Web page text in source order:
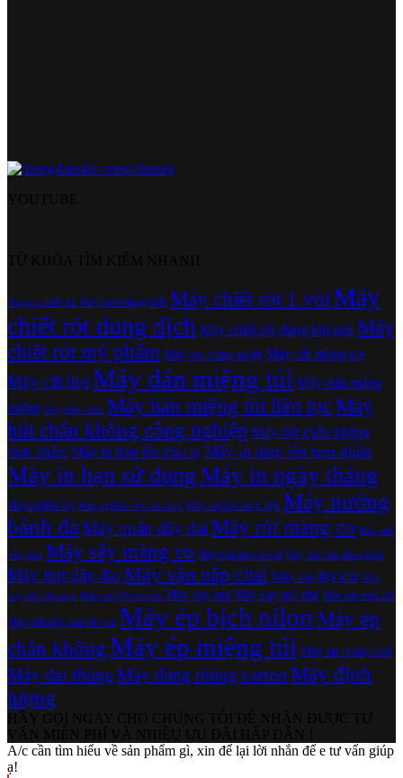
Dụng cụ xiết đai Máy bơm dung dịch Máy chiết rót 1 vòiMáy
chiết rót dung dịch Máy chiết rót dùng khí nén Máy
chiết rót mỹ phẩm Máy co màng nhiệt Máy cắt màng co
Máy cắt thịtMáy dán miệng túi Máy dán màng
nhôm Máy dán nhãn Máy hàn miệng túi liên tụcMáy
hút chân không công nghiệp Máy hút chân không
thực phẩm Máy in date lên chai lọ Máy in date lên tem nhãn
Máy in hạn sử dụngMáy in ngày tháng
Máy nghiền bột Máy nghiền bột siêu mịn Máy nghiền dược liệu Máy nướng
bánh đa Máy quấn dây đai Máy rút màng co Máy siết
nắp chai Máy sấy màng co Máy thái rau củ quả Máy thái thịt đông lạnh
Máy thít dây đai Máy vặn nắp chai Máy xay bột khô Máy
xay bột siêu mịn Máy xay bột trẻ em Máy xay cua Máy xay giò chả Máy xay ngũ cốc
Máy xiết nắp chai vắc xin Máy ép bịch nilon Máy ép
chân không Máy ép miệng túi Máy ép màng seal
Máy đai thùng Máy đóng thùng carton Máy định
lượng
A/c cần tìm hiểu về sản phẩm gì, xin để lại lời nhắn để e tư vấn giúp
ạ!